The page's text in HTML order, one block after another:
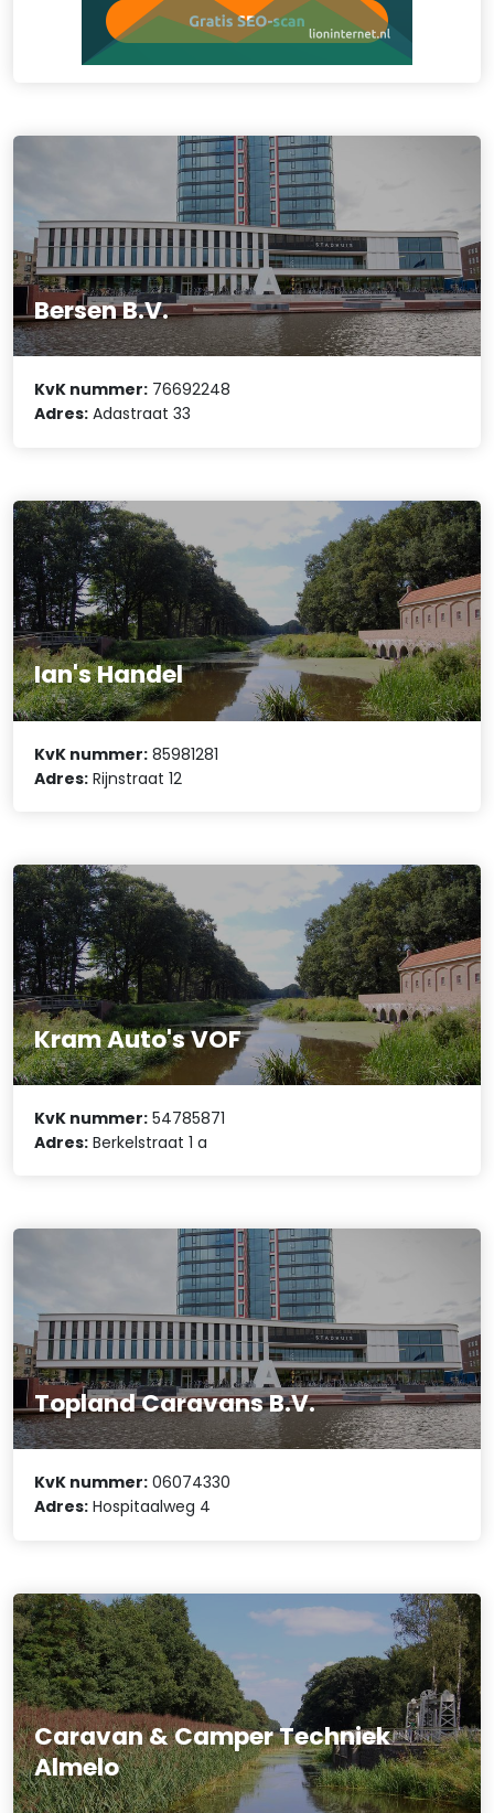
Bersen B.V.
KvK nummer: 76692248
Adres: Adastraat 33
Ian's Handel
KvK nummer: 85981281
Adres: Rijnstraat 12
Kram Auto's VOF
KvK nummer: 54785871
Adres: Berkelstraat 1 a
Topland Caravans B.V.
KvK nummer: 06074330
Adres: Hospitaalweg 4
Caravan & Camper Techniek
Almelo